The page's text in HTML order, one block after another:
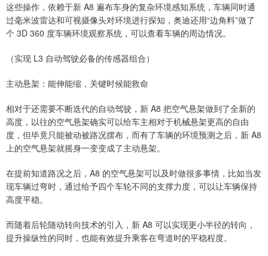
这些操作，依赖于新 A8 遍布车身的复杂环境感知系统，车辆同时通
过毫米波雷达和可视摄像头对环境进行探知，奥迪还用“边角料”做了
个 3D 360 度车辆环境观察系统，可以查看车辆的周边情况。
（实现 L3 自动驾驶必备的传感器组合）
主动悬架：能伸能缩，关键时候能救命
相对于还需要不断迭代的自动驾驶，新 A8 把空气悬架做到了全新的
高度，以往的空气悬架确实可以给车主相对于机械悬架更高的自由
度，但毕竟只能被动被路况摆布，而有了车辆的环境预测之后，新 A8
上的空气悬架就摇身一变变成了主动悬架。
在提前知道路况之后，A8 的空气悬架可以及时做很多事情，比如当发
现车辆过弯时，通过给予四个车轮不同的支撑力度，可以让车辆保持
高度平稳。
而随着后轮随动转向技术的引入，新 A8 可以实现更小半径的转向，
提升操纵性的同时，也能有效提升乘客在弯道时的平稳程度。